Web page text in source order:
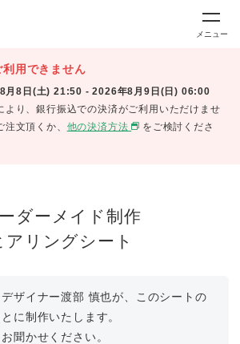
メニュー
用できません
月8日(土) 21:50 - 2026年8月9日(日) 06:00
より、銀行振込での決済がご利用いただけませ
文頂くか、 他の決済方法
をご検討くださ
ダーメイド制作
アリングシート
ザイナー渡部 慎也が、このシートの
に制作いたします。
聞かせください。